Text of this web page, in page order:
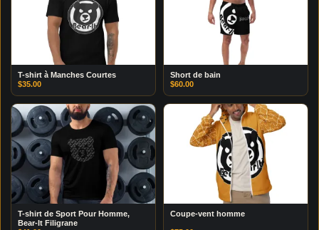
T-shirt à Manches Courtes
$35.00
Short de bain
$60.00
T-shirt de Sport Pour Homme,
Bear-It Filigrane
Coupe-vent homme